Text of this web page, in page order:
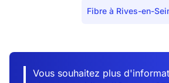
Fibre à Rives-en-
Vous souhaitez plus